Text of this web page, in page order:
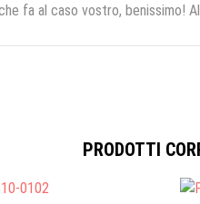
fa al caso vostro, benissimo!
PRODOTTI